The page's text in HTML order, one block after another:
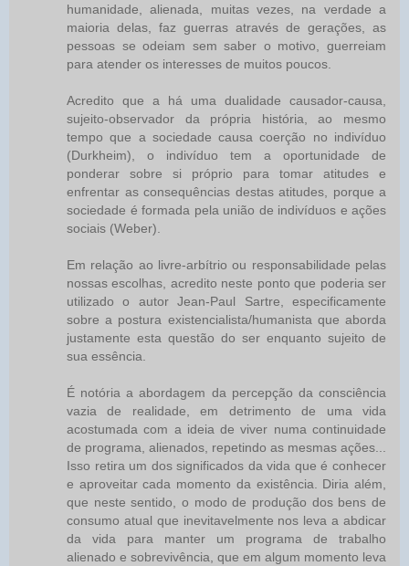
humanidade, alienada, muitas vezes, na verdade a
maioria delas, faz guerras através de gerações, as
pessoas se odeiam sem saber o motivo, guerreiam
para atender os interesses de muitos poucos.
Acredito que a há uma dualidade causador-causa,
sujeito-observador da própria história, ao mesmo
tempo que a sociedade causa coerção no indivíduo
(Durkheim), o indivíduo tem a oportunidade de
ponderar sobre si próprio para tomar atitudes e
enfrentar as consequências destas atitudes, porque a
sociedade é formada pela união de indivíduos e ações
sociais (Weber).
Em relação ao livre-arbítrio ou responsabilidade pelas
nossas escolhas, acredito neste ponto que poderia ser
utilizado o autor Jean-Paul Sartre, especificamente
sobre a postura existencialista/humanista que aborda
justamente esta questão do ser enquanto sujeito de
sua essência.
É notória a abordagem da percepção da consciência
vazia de realidade, em detrimento de uma vida
acostumada com a ideia de viver numa continuidade
de programa, alienados, repetindo as mesmas ações...
Isso retira um dos significados da vida que é conhecer
e aproveitar cada momento da existência. Diria além,
que neste sentido, o modo de produção dos bens de
consumo atual que inevitavelmente nos leva a abdicar
da vida para manter um programa de trabalho
alienado e sobrevivência, que em algum momento leva